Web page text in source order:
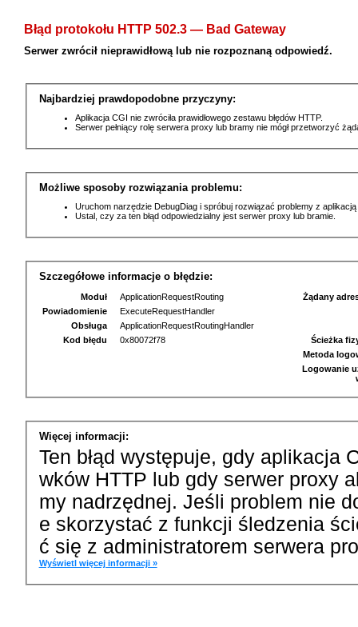
Błąd protokołu HTTP 502.3 — Bad Gateway
Serwer zwrócił nieprawidłową lub nie rozpoznaną odpowiedź.
Najbardziej prawdopodobne przyczyny:
Aplikacja CGI nie zwróciła prawidłowego zestawu błędów HTTP.
Serwer pełniący rolę serwera proxy lub bramy nie mógł przetworzyć
Możliwe sposoby rozwiązania problemu:
Uruchom narzędzie DebugDiag i spróbuj rozwiązać problemy z
Ustal, czy za ten błąd odpowiedzialny jest serwer proxy lub bramie.
Szczegółowe informacje o błędzie:
Moduł
ApplicationRequestRouting
Powiadomienie
ExecuteRequestHandler
Obsługa
ApplicationRequestRoutingHandler
Kod błędu
0x80072f78
Żądany
Ścieżka
Metoda
Logowanie
Więcej informacji:
Ten błąd występuje, gdy aplikacja
wków HTTP lub gdy serwer proxy
my nadrzędnej. Jeśli problem nie
e skorzystać z funkcji śledzenia
ć się z administratorem serwera
Wyświetl więcej informacji »